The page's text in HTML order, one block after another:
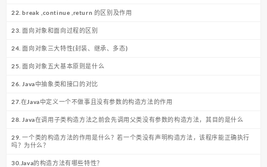
22. break ,continue ,return 的区别及作用
23. 面向对象和面向过程的区别
24. 面向对象三大特性(封装、继承、多态)
25. 面向对象五大基本原则是什么
26. Java中抽象类和接口的对比
27.在Java中定义一个不做事且没有参数的构造方法的作用
28. Java在调用子类构造方法之前会先调用父类没有参数的构造方法，其目的是什么
29. 一个类的构造方法的作用是什么？若一个类没有声明构造方法，该程序能正确执行
吗？为什么？
30.Java的构造方法有哪些特性？